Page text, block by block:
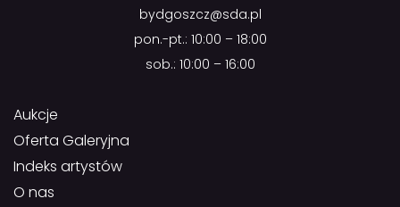
bydgoszcz@sda.pl
pon.-pt.: 10:00 – 18:00
sob.: 10:00 – 16:00
Aukcje
Oferta Galeryjna
Indeks artystów
O nas